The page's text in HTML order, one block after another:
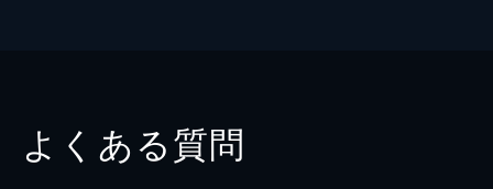
よくある質問